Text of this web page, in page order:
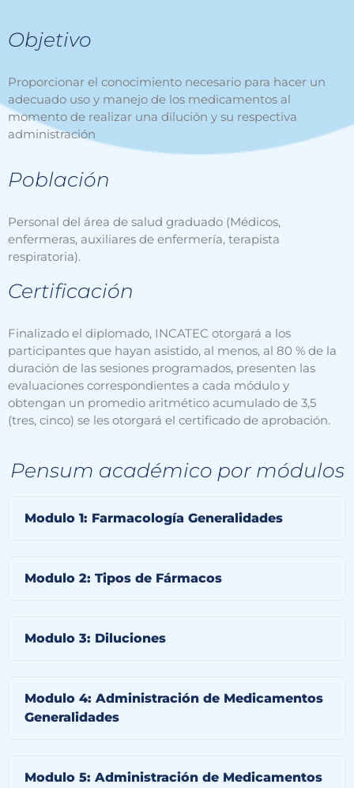
Objetivo
Proporcionar el conocimiento necesario para hacer un
adecuado uso y manejo de los medicamentos al
momento de realizar una dilución y su respectiva
administración
Población
Personal del área de salud graduado (Médicos,
enfermeras, auxiliares de enfermería, terapista
respiratoria).
Certificación
Finalizado el diplomado, INCATEC otorgará a los
participantes que hayan asistido, al menos, al 80 % de la
duración de las sesiones programados, presenten las
evaluaciones correspondientes a cada módulo y
obtengan un promedio aritmético acumulado de 3,5
(tres, cinco) se les otorgará el certificado de aprobación.
Pensum académico por módulos
Modulo 1: Farmacología Generalidades
Modulo 2: Tipos de Fármacos
Modulo 3: Diluciones
Modulo 4: Administración de Medicamentos
Generalidades
Modulo 5: Administración de Medicamentos